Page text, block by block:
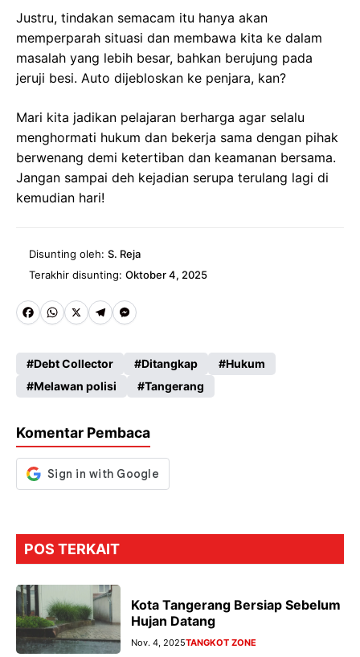
Justru, tindakan semacam itu hanya akan
memperparah situasi dan membawa kita ke dalam
masalah yang lebih besar, bahkan berujung pada
jeruji besi. Auto dijebloskan ke penjara, kan?
Mari kita jadikan pelajaran berharga agar selalu
menghormati hukum dan bekerja sama dengan pihak
berwenang demi ketertiban dan keamanan bersama.
Jangan sampai deh kejadian serupa terulang lagi di
kemudian hari!
Disunting oleh: S. Reja
Terakhir disunting: Oktober 4, 2025
Fa
b
o
k
W
ts
A
p
X
Te
gr
a
M
n
er
Debt Collector Ditangkap
Hukum
Melawan polisi
Tangerang
Komentar Pembaca
POS TERKAIT
Kota Tangerang Bersiap Sebelum
Hujan Datang
Nov. 4, 2025TANGKOT ZONE